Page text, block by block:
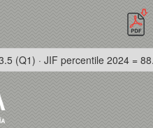
(Q1) · JIF percentile 2024 =